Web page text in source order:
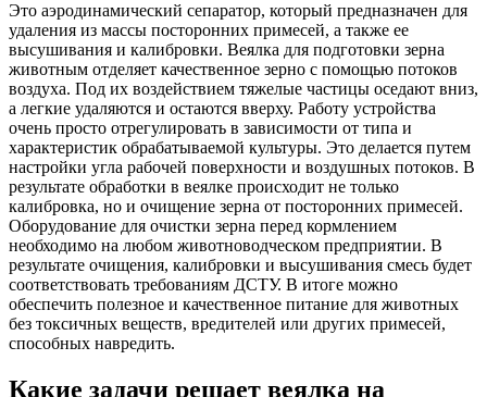
Это аэродинамический сепаратор, который предназначен для
удаления из массы посторонних примесей, а также ее
высушивания и калибровки. Веялка для подготовки зерна
животным отделяет качественное зерно с помощью потоков
воздуха. Под их воздействием тяжелые частицы оседают вниз,
а легкие удаляются и остаются вверху. Работу устройства
очень просто отрегулировать в зависимости от типа и
характеристик обрабатываемой культуры. Это делается путем
настройки угла рабочей поверхности и воздушных потоков. В
результате обработки в веялке происходит не только
калибровка, но и очищение зерна от посторонних примесей.
Оборудование для очистки зерна перед кормлением
необходимо на любом животноводческом предприятии. В
результате очищения, калибровки и высушивания смесь будет
соответствовать требованиям ДСТУ. В итоге можно
обеспечить полезное и качественное питание для животных
без токсичных веществ, вредителей или других примесей,
способных навредить.
Какие задачи решает веялка на